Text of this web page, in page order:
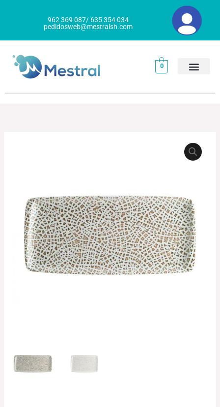
962 369 087/ 635 354 034
pedidosweb@mestralsh.com
0
desde
137.60€
hasta
248.08€